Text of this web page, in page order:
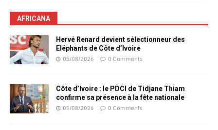
AFRICANA
Hervé Renard devient sélectionneur des
Eléphants de Côte d’Ivoire
05/08/2026 0 Comments
Côte d’Ivoire : le PDCI de Tidjane Thiam
confirme sa présence à la fête nationale
05/08/2026 0 Comments